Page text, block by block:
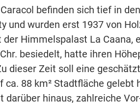
befinden sich tief in
und wurden erst 1937 von
Himmelspalast La Caana,
besiedelt, hatte ihren
dieser Zeit soll eine
ca. 88 km² Stadtfläche gelebt
darüber hinaus, zahlreiche